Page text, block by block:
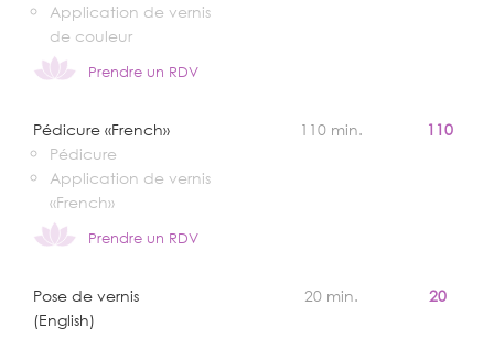
Application de vernis
de couleur
Prendre un RDV
Pédicure «French»
Pédicure
Application de vernis
«French»
Prendre un RDV
110 min. 110
Pose de vernis
(English)
20 min. 20